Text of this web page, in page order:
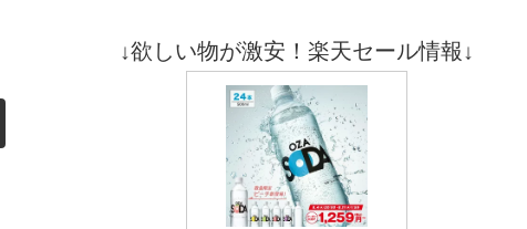
↓欲しい物が激安！楽天セール情報↓